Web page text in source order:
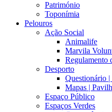
Património
Toponímia
Pelouros
Ação Social
Animalife
Marvila
Regulamento
Desporto
Questionário |
Mapas |
Espaço Público
Espaços Verdes